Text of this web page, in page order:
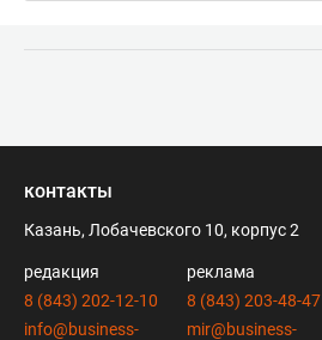
контакты
Казань, Лобачевского 10, корпус 2
редакция
8 (843) 202-12-10
info@business-
реклама
8 (843) 203-48-47
mir@business-